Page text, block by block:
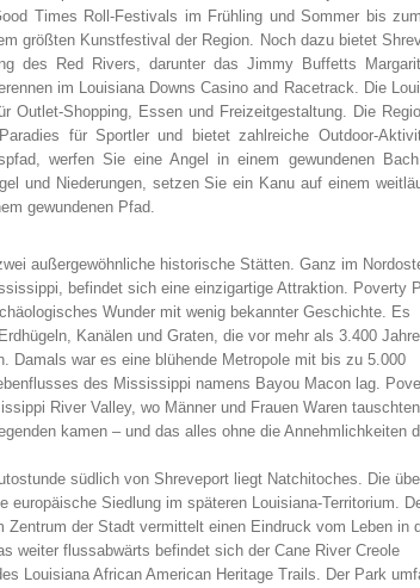
Times Roll-Festivals im Frühling und Sommer bis
größten Kunstfestival der Region. Noch dazu bietet
des Red Rivers, darunter das Jimmy Buffetts
im Louisiana Downs Casino and Racetrack. Die
Outlet-Shopping, Essen und Freizeitgestaltung. Die
für Sportler und bietet zahlreiche Outdoor-
werfen Sie eine Angel in einem gewundenen
und Niederungen, setzen Sie ein Kanu auf einem
gewundenen Pfad.
außergewöhnliche historische Stätten. Ganz im
befindet sich eine einzigartige Attraktion. Poverty
Wunder mit wenig bekannter Geschichte. Es
Kanälen und Graten, die vor mehr als 3.400
Damals war es eine blühende Metropole mit bis zu 5.000
des Mississippi namens Bayou Macon lag.
River Valley, wo Männer und Frauen Waren
kamen – und das alles ohne die Annehmlichkeiten
südlich von Shreveport liegt Natchitoches. Die
europäische Siedlung im späteren Louisiana-Territorium.
Zentrum der Stadt vermittelt einen Eindruck vom Leben in
weiter flussabwärts befindet sich der Cane River Creole
Louisiana African American Heritage Trails. Der Park